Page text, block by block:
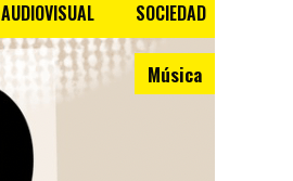
AUDIOVISUAL SOCIEDAD
Música